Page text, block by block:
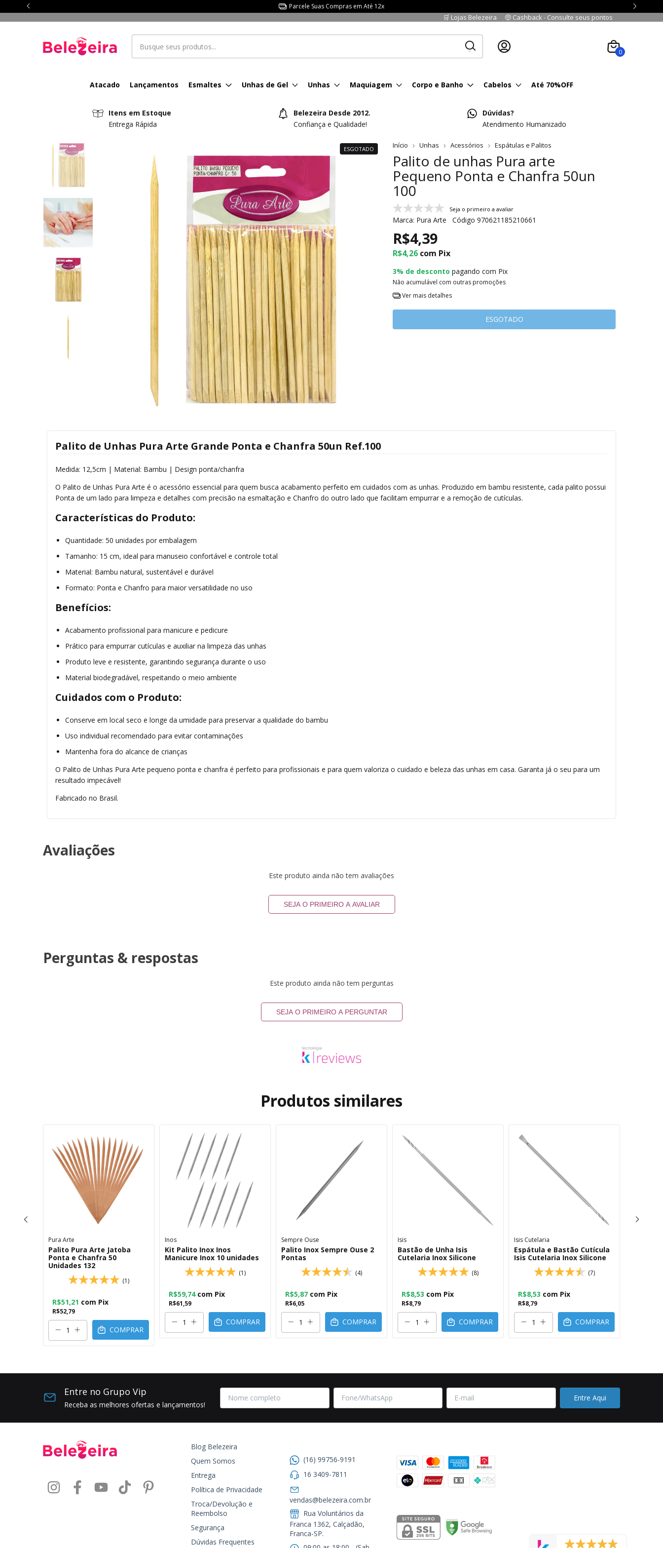
Consulte Frete p/ sua Região.
🛒 Lojas Belezeira 🤑 Cashback - Consulte seus pontos
0
Atacado Lançamentos Esmaltes Unhas de Gel Unhas Maquiagem Corpo e Banho Cabelos Até 70%OFF
Itens em Estoque
Entrega Rápida
Belezeira Desde 2012.
Confiança e Qualidade!
Dúvidas?
Atendimento Humanizado
ESGOTADO Início Unhas Acessórios Espátulas e Palitos
Palito de unhas Pura arte
Pequeno Ponta e Chanfra 50un
100
Seja o primeiro a avaliar
Marca: Pura Arte Código 970621185210661
R$4,39
R$4,26 com Pix
3% de desconto pagando com Pix
Não acumulável com outras promoções
Ver mais detalhes
Palito de Unhas Pura Arte Grande Ponta e Chanfra 50un Ref.100
Medida: 12,5cm | Material: Bambu | Design ponta/chanfra
O Palito de Unhas Pura Arte é o acessório essencial para quem busca acabamento perfeito em cuidados com as unhas. Produzido em bambu resistente, cada palito possui
Ponta de um lado para limpeza e detalhes com precisão na esmaltação e Chanfro do outro lado que facilitam empurrar e a remoção de cutículas.
Características do Produto:
Quantidade: 50 unidades por embalagem
Tamanho: 15 cm, ideal para manuseio confortável e controle total
Material: Bambu natural, sustentável e durável
Formato: Ponta e Chanfro para maior versatilidade no uso
Benefícios:
Acabamento profissional para manicure e pedicure
Prático para empurrar cutículas e auxiliar na limpeza das unhas
Produto leve e resistente, garantindo segurança durante o uso
Material biodegradável, respeitando o meio ambiente
Cuidados com o Produto:
Conserve em local seco e longe da umidade para preservar a qualidade do bambu
Uso individual recomendado para evitar contaminações
Mantenha fora do alcance de crianças
O Palito de Unhas Pura Arte pequeno ponta e chanfra é perfeito para profissionais e para quem valoriza o cuidado e beleza das unhas em casa. Garanta já o seu para um
resultado impecável!
Fabricado no Brasil.
Avaliações
Este produto ainda não tem avaliações
SEJA O PRIMEIRO A AVALIAR
Perguntas & respostas
Este produto ainda não tem perguntas
SEJA O PRIMEIRO A PERGUNTAR
Produtos similares
Pura Arte
Palito Pura Arte Jatoba
Ponta e Chanfra 50
Unidades 132
(1)
R$52,79
R$51,21 com Pix
COMPRAR
Inos
Kit Palito Inox Inos
Manicure Inox 10 unidades
(1)
R$61,59
R$59,74 com Pix
COMPRAR
Sempre Ouse
Palito Inox Sempre Ouse 2
Pontas
(4)
R$6,05
R$5,87 com Pix
COMPRAR
Isis
Bastão de Unha Isis
Cutelaria Inox Silicone
(8)
R$8,79
R$8,53 com Pix
COMPRAR
Isis Cutelaria
Espátula e Bastão Cutícula
Isis Cutelaria Inox Silicone
(7)
R$8,79
R$8,53 com Pix
COMPRAR
Entre no Grupo Vip
Receba as melhores ofertas e lançamentos!
Blog Belezeira
Quem Somos
Entrega
Política de Privacidade
Troca/Devolução e
Reembolso
Segurança
Dúvidas Frequentes
(16) 99756-9191
16 3409-7811
vendas@belezeira.com.br
Rua Voluntários da
Franca 1362, Calçadão,
Franca-SP.ㅤㅤㅤㅤㅤㅤㅤㅤㅤㅤㅤ